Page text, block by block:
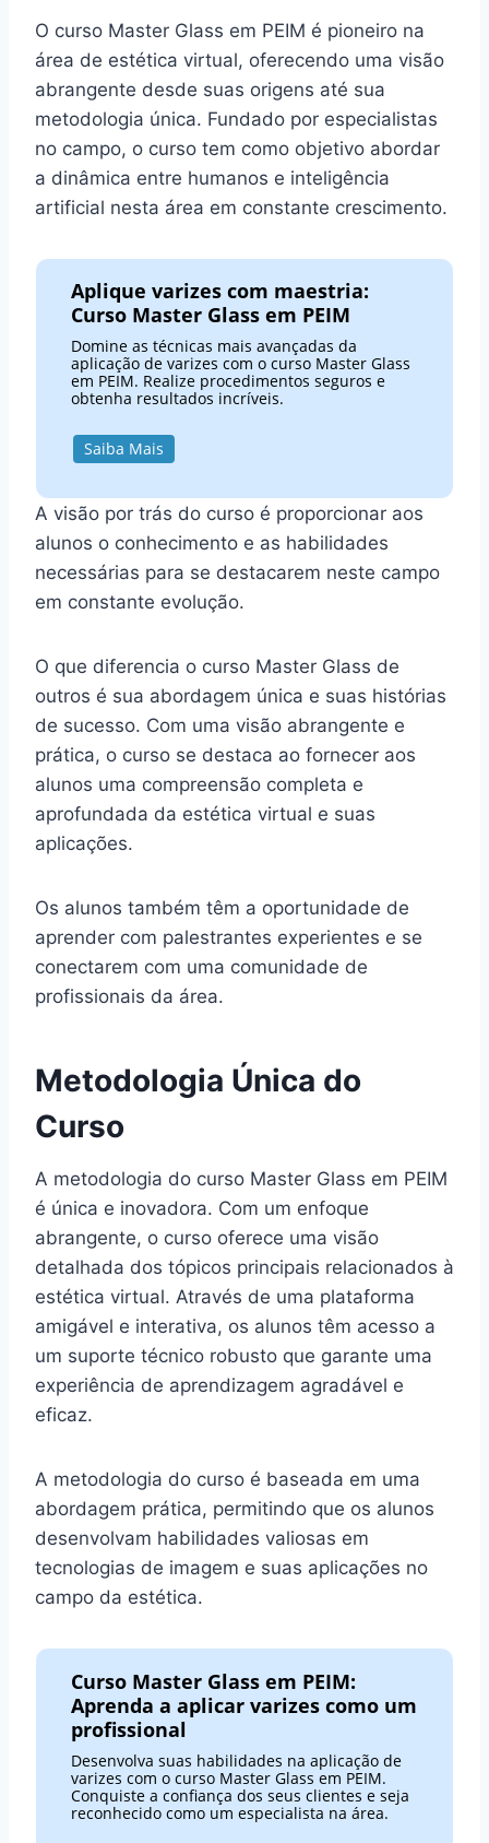
O curso Master Glass em PEIM é pioneiro na
área de estética virtual, oferecendo uma visão
abrangente desde suas origens até sua
metodologia única. Fundado por especialistas
no campo, o curso tem como objetivo abordar
a dinâmica entre humanos e inteligência
artificial nesta área em constante crescimento.
Aplique varizes com maestria:
Curso Master Glass em PEIM
Domine as técnicas mais avançadas da
aplicação de varizes com o curso Master Glass
em PEIM. Realize procedimentos seguros e
obtenha resultados incríveis.
Saiba Mais
A visão por trás do curso é proporcionar aos
alunos o conhecimento e as habilidades
necessárias para se destacarem neste campo
em constante evolução.
O que diferencia o curso Master Glass de
outros é sua abordagem única e suas histórias
de sucesso. Com uma visão abrangente e
prática, o curso se destaca ao fornecer aos
alunos uma compreensão completa e
aprofundada da estética virtual e suas
aplicações.
Os alunos também têm a oportunidade de
aprender com palestrantes experientes e se
conectarem com uma comunidade de
profissionais da área.
Metodologia Única do
Curso
A metodologia do curso Master Glass em PEIM
é única e inovadora. Com um enfoque
abrangente, o curso oferece uma visão
detalhada dos tópicos principais relacionados à
estética virtual. Através de uma plataforma
amigável e interativa, os alunos têm acesso a
um suporte técnico robusto que garante uma
experiência de aprendizagem agradável e
eficaz.
A metodologia do curso é baseada em uma
abordagem prática, permitindo que os alunos
desenvolvam habilidades valiosas em
tecnologias de imagem e suas aplicações no
campo da estética.
Curso Master Glass em PEIM:
Aprenda a aplicar varizes como um
profissional
Desenvolva suas habilidades na aplicação de
varizes com o curso Master Glass em PEIM.
Conquiste a confiança dos seus clientes e seja
reconhecido como um especialista na área.